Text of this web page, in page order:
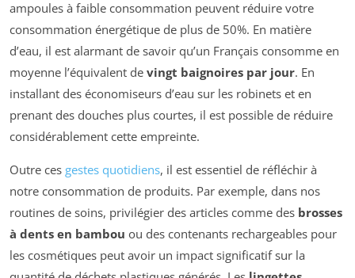
ampoules à faible consommation peuvent réduire votre
consommation énergétique de plus de 50%. En matière
d’eau, il est alarmant de savoir qu’un Français consomme en
moyenne l’équivalent de vingt baignoires par jour. En
installant des économiseurs d’eau sur les robinets et en
prenant des douches plus courtes, il est possible de réduire
considérablement cette empreinte.
Outre ces gestes quotidiens, il est essentiel de réfléchir à
notre consommation de produits. Par exemple, dans nos
routines de soins, privilégier des articles comme des brosses
à dents en bambou ou des contenants rechargeables pour
les cosmétiques peut avoir un impact significatif sur la